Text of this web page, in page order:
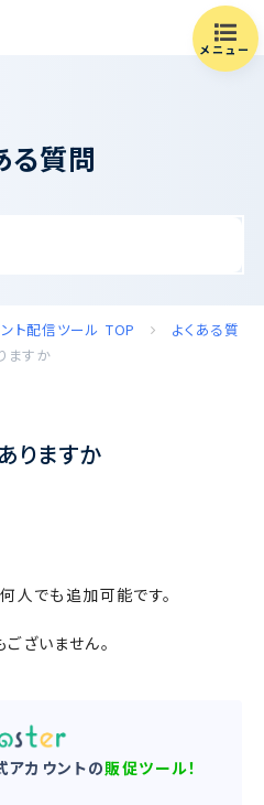
メニュー
る質問
ト配信ツール TOP
よくある質
ますか
りますか
人でも追加可能です。
ざいません。
アカウントの販促ツール！